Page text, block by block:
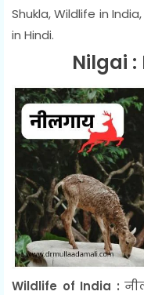
Shukla, Wildlife in
in Hindi.
Nilgai
Wildlife of India :